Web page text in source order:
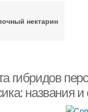
нектарин
гибридов
названия